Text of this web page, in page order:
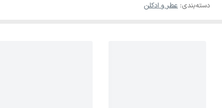
دسته‌بندی: عطر و ادکلن